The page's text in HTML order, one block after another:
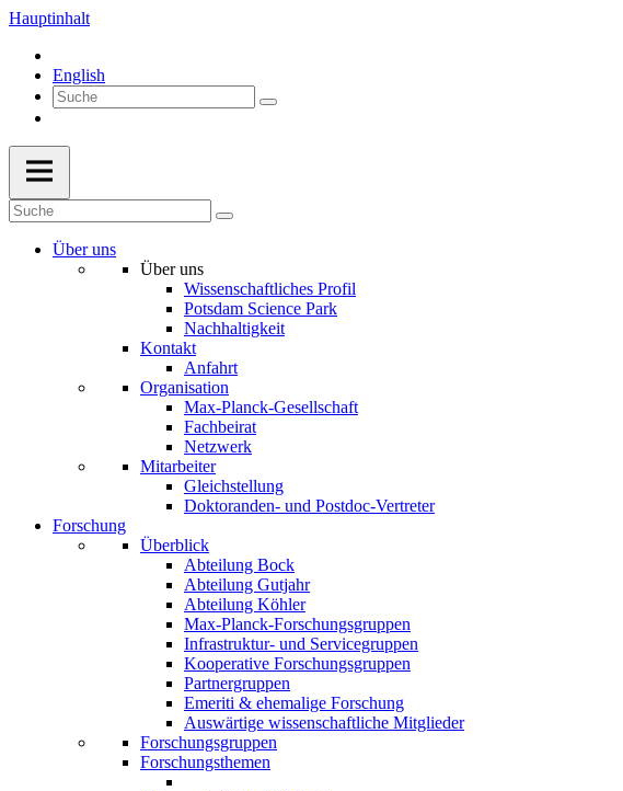
Hauptinhalt
English
Über uns
Über uns
Wissenschaftliches Profil
Potsdam Science Park
Nachhaltigkeit
Kontakt
Anfahrt
Organisation
Max-Planck-Gesellschaft
Fachbeirat
Netzwerk
Mitarbeiter
Gleichstellung
Doktoranden- und Postdoc-Vertreter
Forschung
Überblick
Abteilung Bock
Abteilung Gutjahr
Abteilung Köhler
Max-Planck-Forschungsgruppen
Infrastruktur- und Servicegruppen
Kooperative Forschungsgruppen
Partnergruppen
Emeriti & ehemalige Forschung
Auswärtige wissenschaftliche Mitglieder
Forschungsgruppen
Forschungsthemen